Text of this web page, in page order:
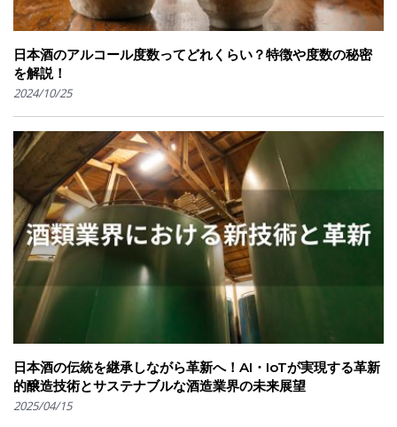
日本酒のアルコール度数ってどれくらい？特徴や度数の秘密
を解説！
2024/10/25
日本酒の伝統を継承しながら革新へ！AI・IoTが実現する革新
的醸造技術とサステナブルな酒造業界の未来展望
2025/04/15